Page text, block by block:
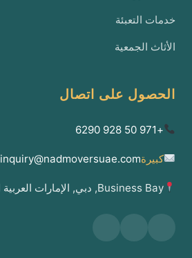
خدمات التعبئة
الأثاث الجمعية
الحصول على اتصال
+971 50 928 6290
كبيرةinquiry@nadmoversuae.com
Business Bay, دبي, الإمارات العربية المتحدة